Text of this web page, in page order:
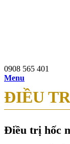
0908 565 401
Menu
ĐIỀU
Điều trị hốc